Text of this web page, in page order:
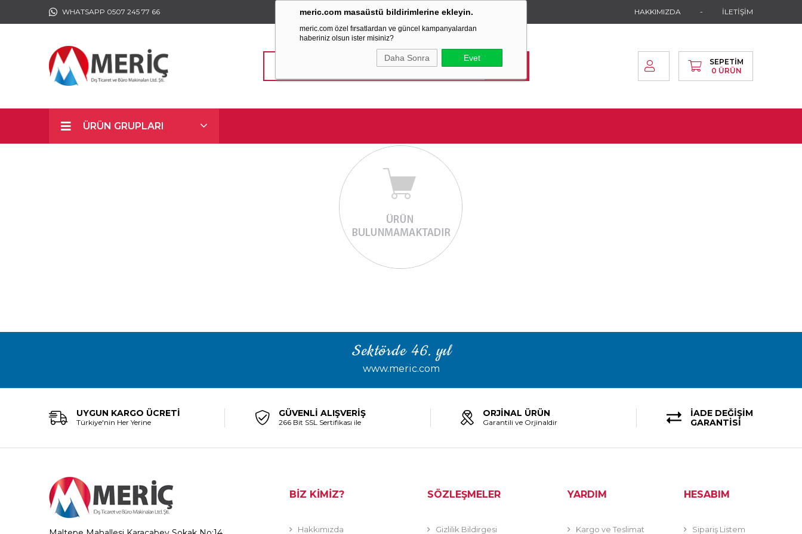
meric.com masaüstü bildirimlerine ekleyin.
meric.com özel fırsatlardan ve güncel kampanyalardan
haberiniz olsun ister misiniz?
Daha Sonra Evet
WHATSAPP 0507 245 77 66 TÜM ALIŞVERİŞLERİNİZDESABİT KARGO ÜCRETİ HAKKIMIZDA İLETİŞİM
SEPETIM
0 ÜRÜN
ÜRÜN GRUPLARI
Sektörde 46. yıl
www.meric.com
UYGUN KARGO ÜCRETİ
Türkiye'nin Her Yerine
GÜVENLİ ALIŞVERİŞ
266 Bit SSL Sertifikası ile
ORJİNAL ÜRÜN
Garantili ve Orjinaldir
İADE DEĞİŞİM
GARANTİSİ
BİZ KİMİZ?
Hakkımızda
SÖZLEŞMELER
Gizlilik Bildirgesi
YARDIM
Kargo ve Teslimat
HESABIM
Sipariş Listem